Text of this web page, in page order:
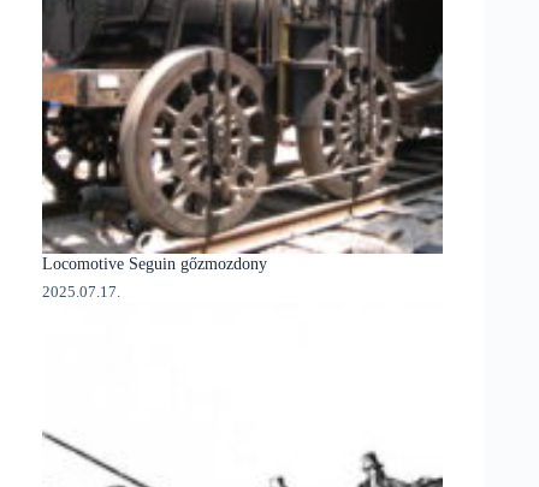
Locomotive Seguin gőzmozdony
2025.07.17.